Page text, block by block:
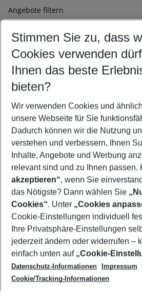
Angebote filtern
Ändern Sie Ihre Kriterien nach Ihren
Abflughafen wählen
Beliebiger Abflughafen
Reisezeitraum wählen
11.08.26– 09.08.27 5-8
2 Erwachsene Keine Kinder
Mehr Filter
Footer
Footer navigation
Über uns
AGB
Cookie-Einstellungen ändern
Cookie-Richtlinie
Datenschutz
Service & Hilfe
Barrierefreies Reisen
Check-in
Folgen Sie uns
Stimmen Sie zu, dass
Cookies verwenden
Ihnen das beste
bieten?
Wir verwenden Cookies und
unsere Webseite für Sie
Dadurch können wir die Nutzung
verstehen und verbessern, Ihnen
Inhalte, Angebote und Werbung
relevant sind und zu Ihnen passen.
akzeptieren“, wenn Sie
das Nötigste? Dann wählen Sie
Cookies“. Unter „Cookies
Cookie-Einstellungen individuell
Ihre Privatsphäre-Einstellungen
jederzeit ändern oder widerrufen –
einfach unten auf „Cookie-
Datenschutz-Informationen
Impressum
Cookie/Tracking-Informationen